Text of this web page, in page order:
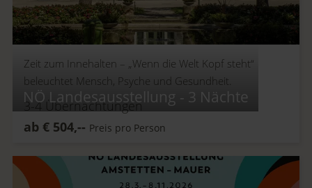
NÖ Landesausstellung - 3 Nächte
Zeit zum Innehalten – „Wenn die Welt Kopf steht“
beleuchtet Mensch, Psyche und Gesundheit.
3-4Übernachtungen
ab € 504,-- Preis pro Person